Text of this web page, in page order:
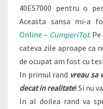
40ES7000 pentru o
Aceasta sansa mi-a
Online – CumperiTot.
cateva zile aproape ca
de ocupat am fost cu
In primul rand vreau sa
decat in realitate! Si nu
In al doilea rand va